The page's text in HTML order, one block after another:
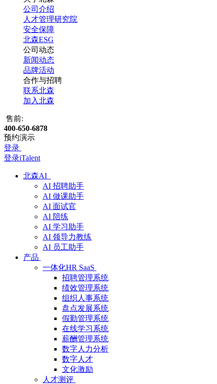
公司介绍
人才管理研究院
安全保障
北森ESG
公司动态
新闻动态
品牌活动
合作与招聘
联系北森
加入北森
售前:
400-650-6878
预约演示
登录
登录iTalent
北森AI
AI 招聘助手
AI 做课助手
AI 面试官
AI 陪练
AI 学习助手
AI 领导力教练
AI 员工助手
产品
一体化HR SaaS
招聘管理系统
绩效管理系统
组织人事系统
盘点发展系统
假勤管理系统
在线学习系统
薪酬管理系统
数字人力分析
数字人才
文化激励
人才测评